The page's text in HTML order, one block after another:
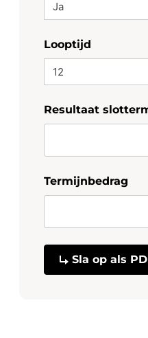
vaste en scherpe
fabrieksgarantie
naar de
waarbij u zorgeloos
brengservice bij
maanden gratis
Looptijd
Resultaat
Termijnbedrag